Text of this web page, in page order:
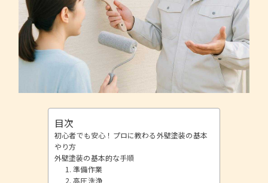
目次
初心者でも安心！プロに教わる外壁塗装の基本
やり方
外壁塗装の基本的な手順
1. 準備作業
2. 高圧洗浄